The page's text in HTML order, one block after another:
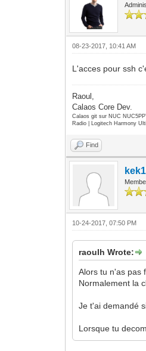
08-23-2017, 10:41 AM
L'acces pour ssh
Raoul,
Calaos Core Dev.
Calaos git sur NUC
Radio | Logitech Harmony
Find
10-24-2017, 07:50 PM
raoulh Wrote:
Alors tu n'as pas
Normalement la
Je t'ai demandé
Lorsque tu